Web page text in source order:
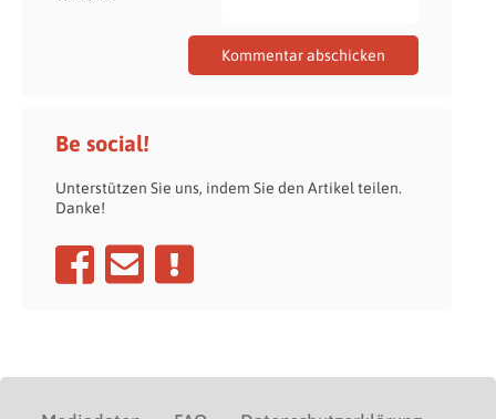
Be social!
Unterstützen Sie uns, indem Sie den Artikel teilen.
Danke!